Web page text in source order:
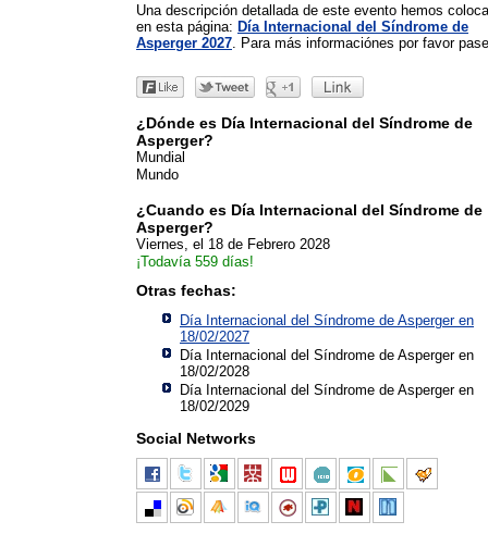
Una descripción detallada de este evento hemos
en esta página: Día Internacional del Síndrome de
Asperger 2027 . Para más informaciónes por favor
¿Dónde es Día Internacional del Síndrome de
Asperger?
Mundial
Mundo
¿Cuando es Día Internacional del Síndrome de
Asperger?
Viernes, el 18 de Febrero 2028
¡Todavía 559 días!
Otras fechas:
Día Internacional del Síndrome de Asperger en
18/02/2027
Día Internacional del Síndrome de Asperger en
18/02/2028
Día Internacional del Síndrome de Asperger en
18/02/2029
Social Networks